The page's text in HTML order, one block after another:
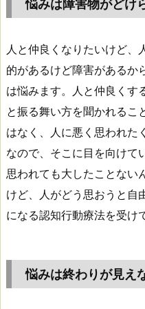
悩みは障害物がどけ
人と仲良くなりたいけど、
的があるけど障害があるか
は悩みます。人と仲良くす
と振る舞い方を聞かれるこ
はなく、人に悪く思われた
なので、そこに目を向けて
思われても大したことない
けど、人がどう思おうと自
になる認知行動療法を受け
悩みは終わりが見え